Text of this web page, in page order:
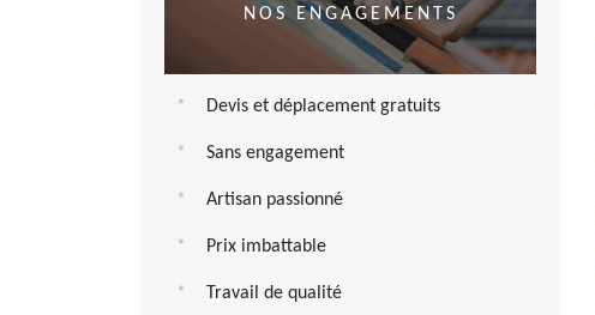
NOS ENGAGEMENTS
Devis et déplacement gratuits
Sans engagement
Artisan passionné
Prix imbattable
Travail de qualité